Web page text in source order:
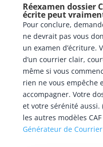
Réexamen dossier
écrite peut
Pour conclure,
ne devrait pas vous
un examen d’écriture.
d’un courrier clair,
même si vous
rien ne vous empêche
accompagner. Votre
et votre sérénité aussi.
les autres modèles
Générateur de Courrier